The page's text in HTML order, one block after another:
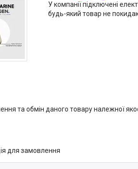
У компанії підключені
будь-який товар не
та обмін даного товару належної
для замовлення